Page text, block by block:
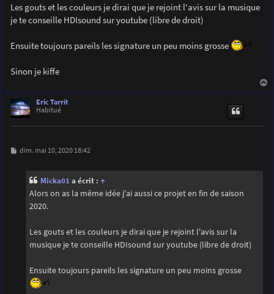
e
Les gouts et les couleurs je dirai que je rejoint l'avis sur la musique
je te conseille HDIsound sur youtube (libre de droit)
Ensuite toujours pareils les signature un peu moins grosse
Sinon je kiffe
Eric Tarrit
Habitué
M
dim. mai 10, 2020 18:42
Micka01a écrit : ↑
Alors on as la même idée j'ai aussi ce projet en fin de saison
2020.
Les gouts et les couleurs je dirai que je rejoint l'avis sur la
musique je te conseille HDIsound sur youtube (libre de droit)
Ensuite toujours pareils les signature un peu moins grosse